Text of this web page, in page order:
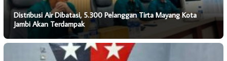
Distribusi Air Dibatasi, 5.300 Pelanggan Tirta Mayang Kota
Jambi Akan Terdampak